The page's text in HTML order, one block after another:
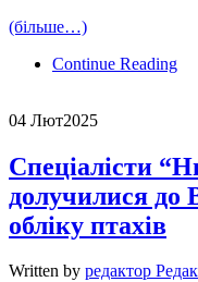
(більше…)
Continue Reading
04 Лют2025
Спеціалісти
долучилися до
обліку птахів
Written by редактор